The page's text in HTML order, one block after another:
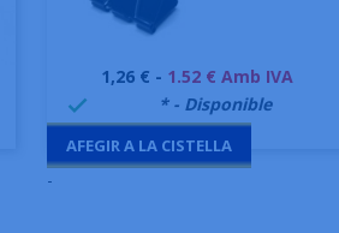
 Vista ràpida
Preu
1,26 € - 1.52 € Amb IVA
 * - Disponible
AFEGIR A LA CISTELLA
-